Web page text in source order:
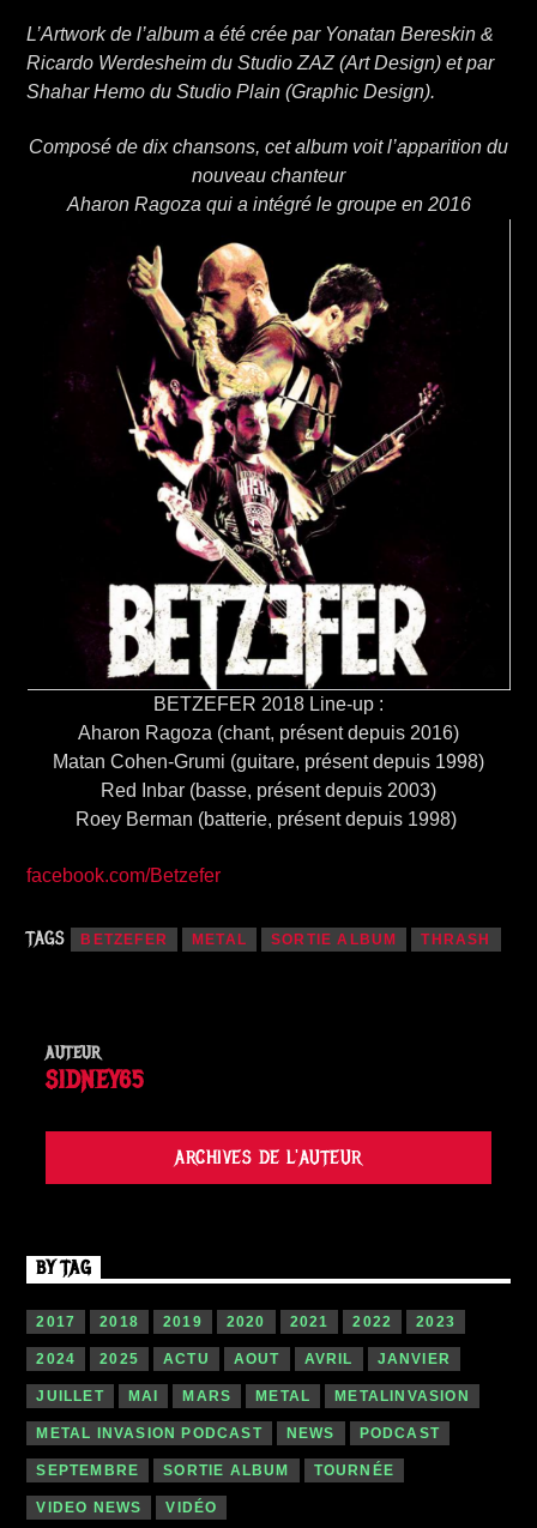
L’Artwork de l’album a été crée par Yonatan Bereskin &
Ricardo Werdesheim du Studio ZAZ (Art Design) et par
Shahar Hemo du Studio Plain (Graphic Design).
Composé de dix chansons, cet album voit l’apparition du
nouveau chanteur
Aharon Ragoza qui a intégré le groupe en 2016
BETZEFER 2018 Line-up :
Aharon Ragoza (chant, présent depuis 2016)
Matan Cohen-Grumi (guitare, présent depuis 1998)
Red Inbar (basse, présent depuis 2003)
Roey Berman (batterie, présent depuis 1998)
facebook.com/Betzefer
TAGS BETZEFER METAL SORTIE ALBUM THRASH
AUTEUR
SIDNEY65
ARCHIVES DE L'AUTEUR
BY TAG
2017 2018 2019 2020 2021 2022 2023
2024 2025 ACTU AOUT AVRIL JANVIER
JUILLET MAI MARS METAL METALINVASION
METAL INVASION PODCAST NEWS PODCAST
SEPTEMBRE SORTIE ALBUM TOURNÉE
VIDEO NEWS VIDÉO